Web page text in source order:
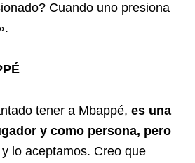
Cuando uno presiona
tener a Mbappé, es una
y como persona, pero
y lo aceptamos. Creo que